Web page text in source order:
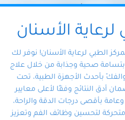
احتياجات الأسنان تحت سقف واحد،
وتضمن لك حلاً شاملًا لجميع
المتخصص ذوي الخبرة، ستجد نفسك
في أيد أمينة تلبي احتياجاتك بكل
احترافية ودقة.
لرعاية الأسنان
الطبي لرعاية الأسنان! نوفر لك
صحية وجذابة من خلال علاج
بأحدث الأجهزة الطبية، تحت
أدق النتائج وفقًا لأعلى معايير
بأقصى درجات الدقة والراحة،
ومتحركة لتحسين وظائف الفم وتعزيز